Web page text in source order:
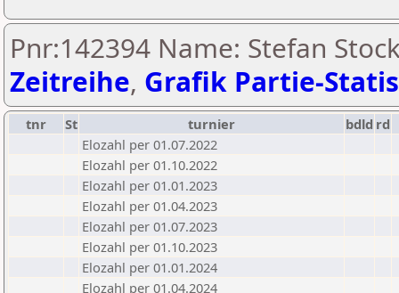
Pnr:142394 Name: Stefan
Zeitreihe, Grafik Partie-
tnr St turnier bdld rd
Elozahl per 01.07.2022
Elozahl per 01.10.2022
Elozahl per 01.01.2023
Elozahl per 01.04.2023
Elozahl per 01.07.2023
Elozahl per 01.10.2023
Elozahl per 01.01.2024
Elozahl per 01.04.2024